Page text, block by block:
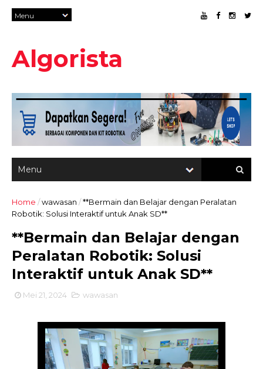
Algorista
Home /wawasan /**Bermain dan Belajar dengan Peralatan
Robotik: Solusi Interaktif untuk Anak SD**
**Bermain dan Belajar dengan
Peralatan Robotik: Solusi
Interaktif untuk Anak SD**
Mei 21, 2024 wawasan